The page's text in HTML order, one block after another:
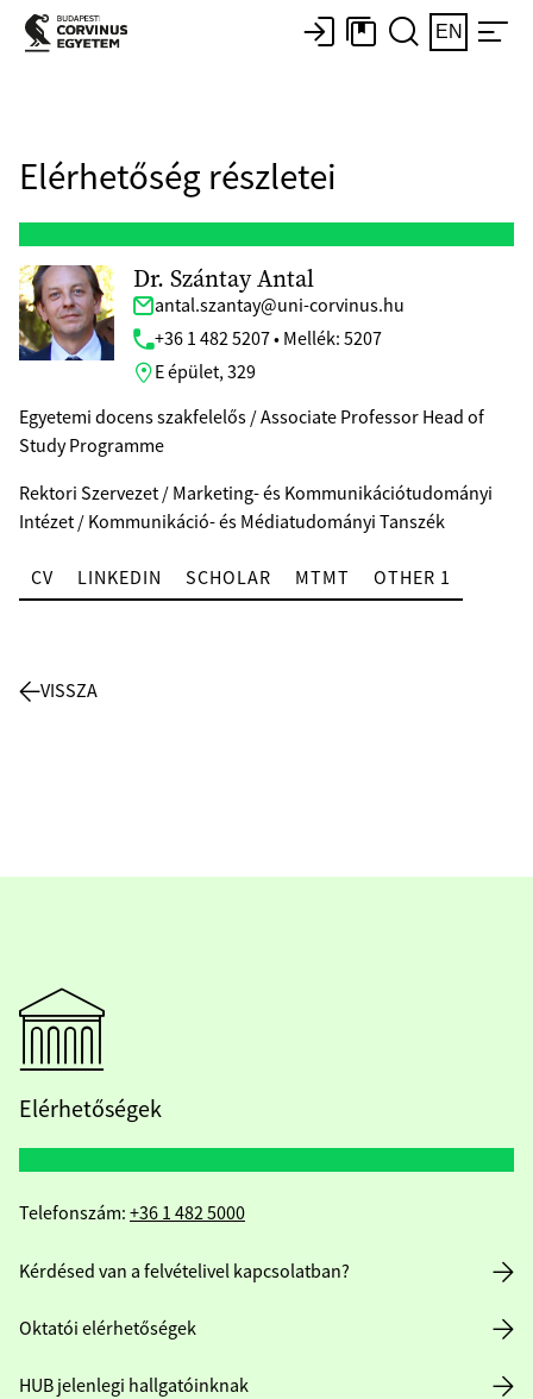
EN
Elérhetőség részletei
Dr. Szántay Antal
antal.szantay@uni-corvinus.hu
+36 1 482 5207 • Mellék: 5207
E épület, 329
Egyetemi docens szakfelelős / Associate Professor Head of
Study Programme
Rektori Szervezet / Marketing- és Kommunikációtudományi
Intézet / Kommunikáció- és Médiatudományi Tanszék
CV LINKEDIN SCHOLAR MTMT OTHER 1
VISSZA
Elérhetőségek
Telefonszám: +36 1 482 5000
Kérdésed van a felvételivel kapcsolatban?
Oktatói elérhetőségek
HUB jelenlegi hallgatóinknak